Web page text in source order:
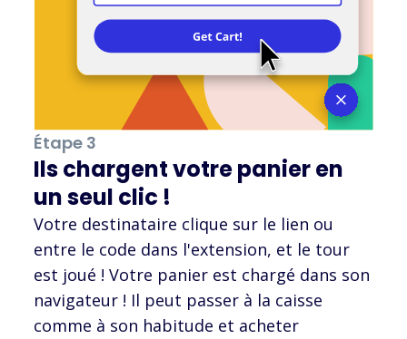
Étape 3
Ils chargent votre panier en
un seul clic !
Votre destinataire clique sur le lien ou
entre le code dans l'extension, et le tour
est joué ! Votre panier est chargé dans son
navigateur ! Il peut passer à la caisse
comme à son habitude et acheter